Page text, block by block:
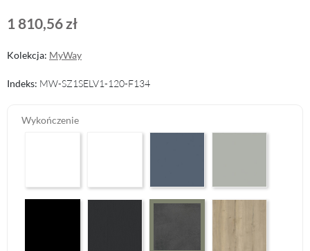
1 810,56 zł
Kolekcja: MyWay
Indeks: MW-SZ1SELV1-120-F134
Wykończenie
Czarny Mat Orchidea Nera F56
Graphite Paintflow Premier F132